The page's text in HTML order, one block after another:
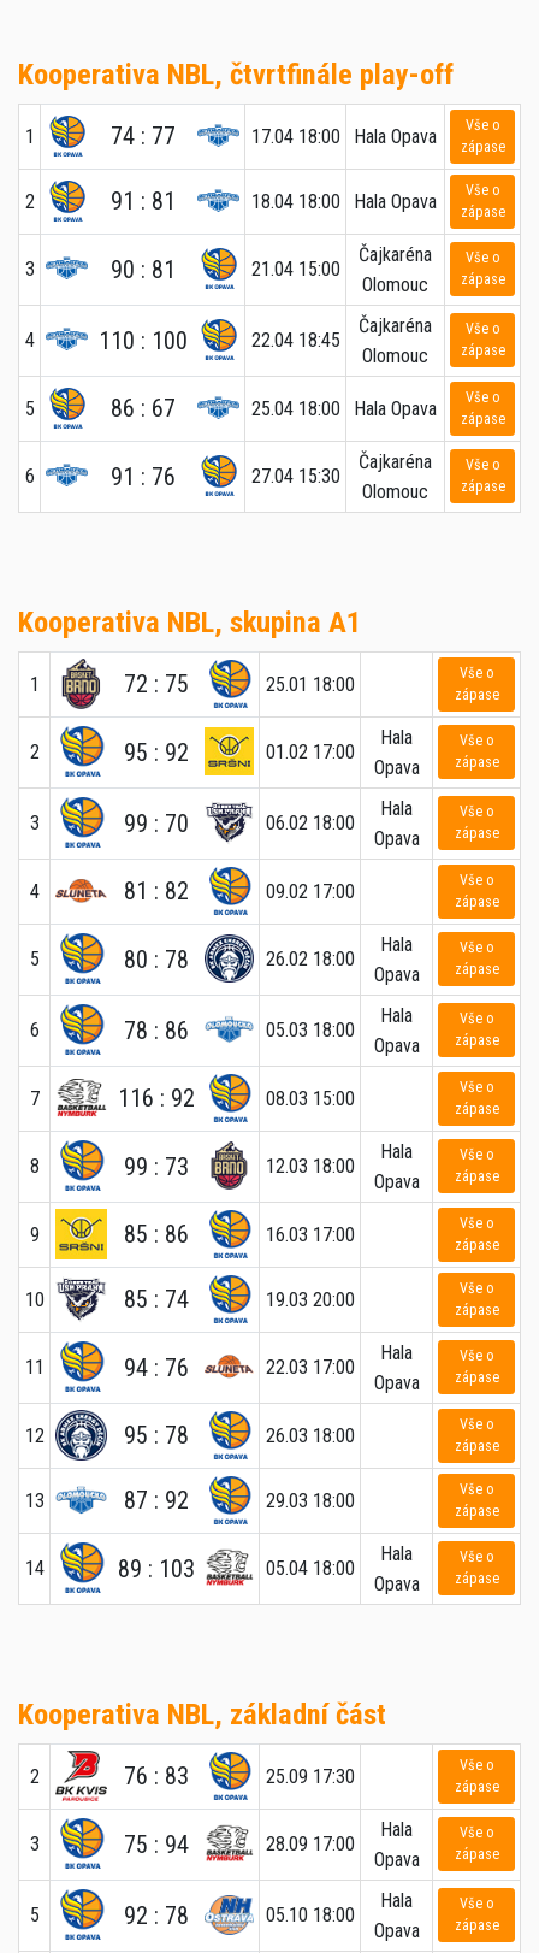
Kooperativa NBL, čtvrtfinále play-off
1 74 : 77 17.04 18:00 Hala Opava
Vše o
zápase
2 91 : 81 18.04 18:00 Hala Opava
Vše o
zápase
3 90 : 81 21.04 15:00
Čajkaréna
Olomouc
Vše o
zápase
4 110 : 100 22.04 18:45
Čajkaréna
Olomouc
Vše o
zápase
5 86 : 67 25.04 18:00 Hala Opava
Vše o
zápase
6 91 : 76 27.04 15:30
Čajkaréna
Olomouc
Vše o
zápase
Kooperativa NBL, skupina A1
1 72 : 75 25.01 18:00
Vše o
zápase
2 95 : 92 01.02 17:00
Hala
Opava
Vše o
zápase
3 99 : 70 06.02 18:00
Hala
Opava
Vše o
zápase
4 81 : 82 09.02 17:00
Vše o
zápase
5 80 : 78 26.02 18:00
Hala
Opava
Vše o
zápase
6 78 : 86 05.03 18:00
Hala
Opava
Vše o
zápase
7 116 : 92 08.03 15:00
Vše o
zápase
8 99 : 73 12.03 18:00
Hala
Opava
Vše o
zápase
9 85 : 86 16.03 17:00
Vše o
zápase
10 85 : 74 19.03 20:00
Vše o
zápase
11 94 : 76 22.03 17:00
Hala
Opava
Vše o
zápase
12 95 : 78 26.03 18:00
Vše o
zápase
13 87 : 92 29.03 18:00
Vše o
zápase
14 89 : 103 05.04 18:00
Hala
Opava
Vše o
zápase
Kooperativa NBL, základní část
2 76 : 83 25.09 17:30
Vše o
zápase
3 75 : 94 28.09 17:00
Hala
Opava
Vše o
zápase
5 92 : 78 05.10 18:00
Hala
Opava
Vše o
zápase